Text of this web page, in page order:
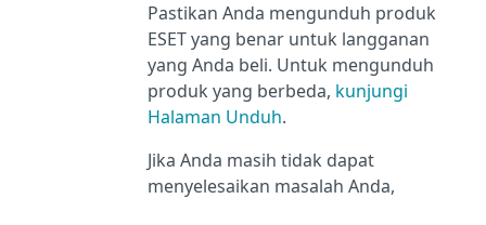
Pastikan Anda mengunduh produk
ESET yang benar untuk langganan
yang Anda beli. Untuk mengunduh
produk yang berbeda, kunjungi
Halaman Unduh.
Jika Anda masih tidak dapat
menyelesaikan masalah Anda,